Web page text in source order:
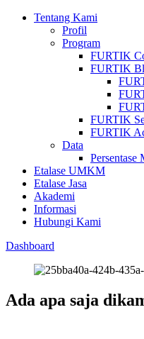
Tentang Kami
Profil
Program
FURTIK
FURTIK
FURTIK
FURTIK
Data
Persentase
Etalase UMKM
Etalase Jasa
Akademi
Informasi
Hubungi Kami
Dashboard
Ada apa saja